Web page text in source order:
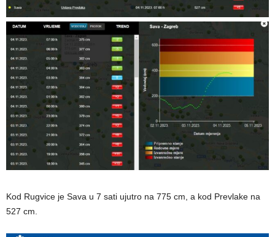
Kod Rugvice je Sava u 7 sati ujutro na 775 cm, a kod Prevlake na
527 cm.